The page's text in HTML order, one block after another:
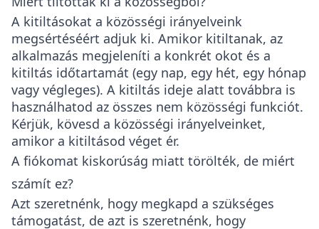
A kitiltásokat a közösségi irányelveink
megsértéséért adjuk ki. Amikor kitiltanak, az
alkalmazás megjeleníti a konkrét okot és a
kitiltás időtartamát (egy nap, egy hét, egy hónap
vagy végleges). A kitiltás ideje alatt továbbra is
használhatod az összes nem közösségi funkciót.
Kérjük, kövesd a közösségi irányelveinket,
amikor a kitiltásod véget ér.
A fiókomat kiskorúság miatt törölték, de miért
számít ez?
Azt szeretnénk, hogy megkapd a szükséges
támogatást, de azt is szeretnénk, hogy